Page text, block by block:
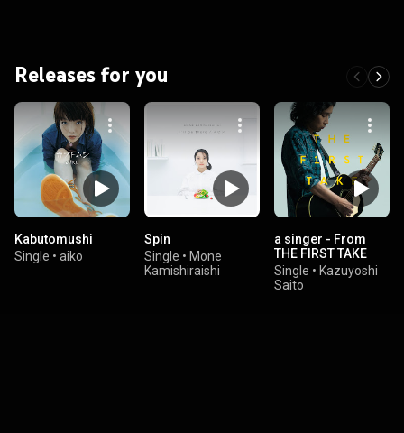
Releases for you
Kabutomushi
Single • aiko
Spin
Single • Mone
Kamishiraishi
a singer - From
THE FIRST TAKE
Single • Kazuyoshi
Saito